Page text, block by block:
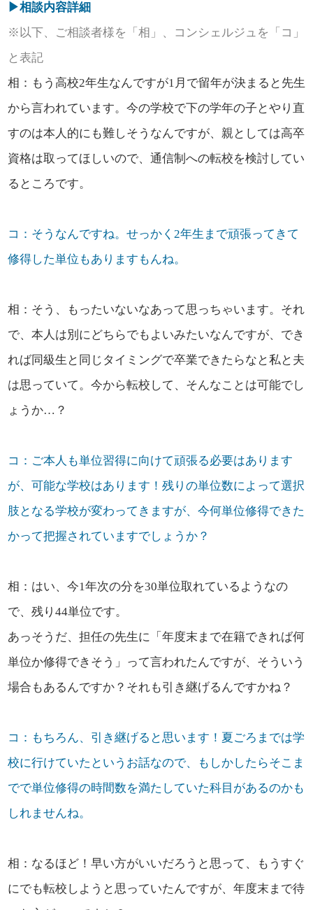
▶相談内容詳細
※以下、ご相談者様を「相」、コンシェルジュを「コ」
と表記
相：もう高校2年生なんですが1月で留年が決まると先生
から言われています。今の学校で下の学年の子とやり直
すのは本人的にも難しそうなんですが、親としては高卒
資格は取ってほしいので、通信制への転校を検討してい
るところです。
コ：そうなんですね。せっかく2年生まで頑張ってきて
修得した単位もありますもんね。
相：そう、もったいないなあって思っちゃいます。それ
で、本人は別にどちらでもよいみたいなんですが、でき
れば同級生と同じタイミングで卒業できたらなと私と夫
は思っていて。今から転校して、そんなことは可能でし
ょうか…？
コ：ご本人も単位習得に向けて頑張る必要はあります
が、可能な学校はあります！残りの単位数によって選択
肢となる学校が変わってきますが、今何単位修得できた
かって把握されていますでしょうか？
相：はい、今1年次の分を30単位取れているようなの
で、残り44単位です。
あっそうだ、担任の先生に「年度末まで在籍できれば何
単位か修得できそう」って言われたんですが、そういう
場合もあるんですか？それも引き継げるんですかね？
コ：もちろん、引き継げると思います！夏ごろまでは学
校に行けていたというお話なので、もしかしたらそこま
でで単位修得の時間数を満たしていた科目があるのかも
しれませんね。
相：なるほど！早い方がいいだろうと思って、もうすぐ
にでも転校しようと思っていたんですが、年度末まで待